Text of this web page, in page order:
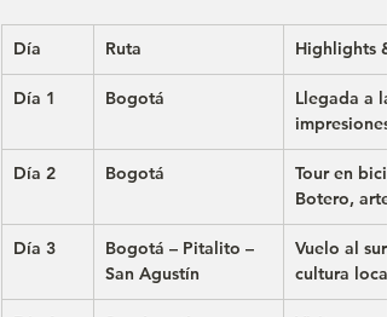
Día Ruta Highlights
Día 1 Bogotá
Llegada a
Día 2 Bogotá
Tour en
Botero,
Día 3
Bogotá – Pitalito –
San Agustín
Vuelo al
cultura local